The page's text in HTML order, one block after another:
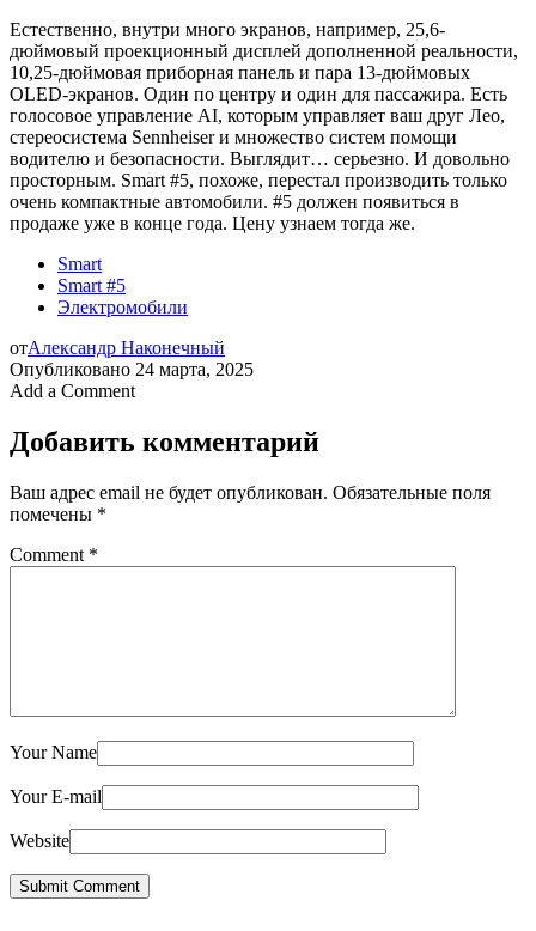
Естественно, внутри много экранов, например, 25,6-
дюймовый проекционный дисплей дополненной реальности,
10,25-дюймовая приборная панель и пара 13-дюймовых
OLED-экранов. Один по центру и один для пассажира. Есть
голосовое управление AI, которым управляет ваш друг Лео,
стереосистема Sennheiser и множество систем помощи
водителю и безопасности. Выглядит… серьезно. И довольно
просторным. Smart #5, похоже, перестал производить только
очень компактные автомобили. #5 должен появиться в
продаже уже в конце года. Цену узнаем тогда же.
Smart
Smart #5
Электромобили
отАлександр Наконечный
Опубликовано 24 марта, 2025
Add a Comment
Добавить комментарий
Ваш адрес email не будет опубликован. Обязательные поля
помечены *
Comment *
Your Name
Your E-mail
Website
Submit Comment